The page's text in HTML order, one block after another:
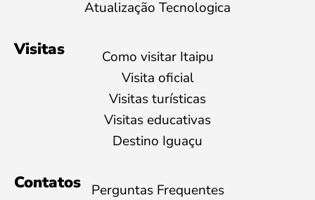
Atualização Tecnologica
Visitas
Como visitar Itaipu
Visita oficial
Visitas turísticas
Visitas educativas
Destino Iguaçu
Contatos
Perguntas Frequentes